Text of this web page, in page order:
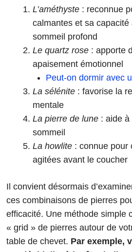
L’améthyste : reconnue
calmantes et sa capacité
sommeil profond
Le quartz rose : apporte
apaisement émotionnel
Peut-on dormir avec
La sélénite : favorise la
mentale
La pierre de lune : aide à
sommeil
La howlite : connue pour
agitées avant le coucher
Il convient désormais
ces combinaisons de pierres
efficacité. Une méthode simple
« grid » de pierres autour de
table de chevet. Par exemple,